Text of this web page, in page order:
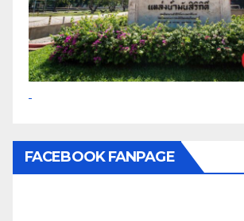
FACEBOOK FANPAGE